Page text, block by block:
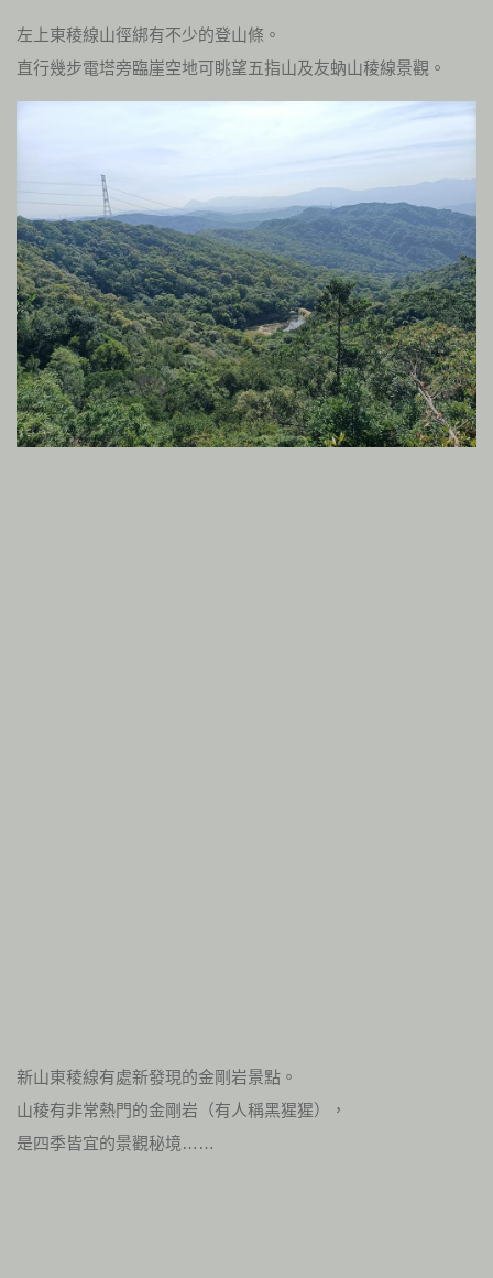
左上東稜線山徑綁有不少的登山條。
直行幾步電塔旁臨崖空地可眺望五指山及友蚋山稜線景觀。
新山東稜線有處新發現的金剛岩景點。
山稜有非常熱門的金剛岩（有人稱黑猩猩），
是四季皆宜的景觀秘境……